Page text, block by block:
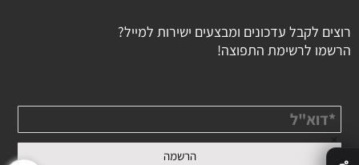
רוצים לקבל עדכונים ומבצעים ישירות למייל?
הרשמו לרשימת התפוצה!